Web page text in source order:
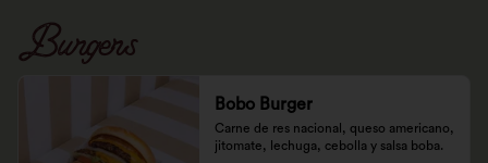
Burgers
Bobo Burger
Carne de res nacional, queso americano,
jitomate, lechuga, cebolla y salsa boba.